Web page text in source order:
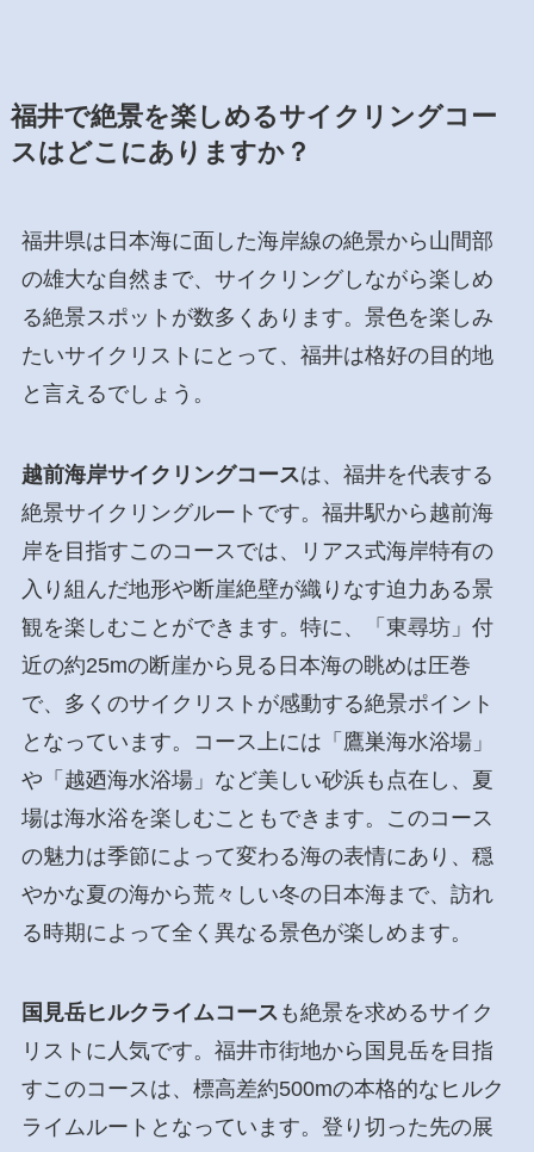
福井で絶景を楽しめるサイクリングコー
スはどこにありますか？
福井県は日本海に面した海岸線の絶景から山間部
の雄大な自然まで、サイクリングしながら楽しめ
る絶景スポットが数多くあります。景色を楽しみ
たいサイクリストにとって、福井は格好の目的地
と言えるでしょう。
越前海岸サイクリングコースは、福井を代表する
絶景サイクリングルートです。福井駅から越前海
岸を目指すこのコースでは、リアス式海岸特有の
入り組んだ地形や断崖絶壁が織りなす迫力ある景
観を楽しむことができます。特に、「東尋坊」付
近の約25mの断崖から見る日本海の眺めは圧巻
で、多くのサイクリストが感動する絶景ポイント
となっています。コース上には「鷹巣海水浴場」
や「越廼海水浴場」など美しい砂浜も点在し、夏
場は海水浴を楽しむこともできます。このコース
の魅力は季節によって変わる海の表情にあり、穏
やかな夏の海から荒々しい冬の日本海まで、訪れ
る時期によって全く異なる景色が楽しめます。
国見岳ヒルクライムコース も絶景を求めるサイク
リストに人気です。福井市街地から国見岳を目指
すこのコースは、標高差約500mの本格的なヒルク
ライムルートとなっています。登り切った先の展